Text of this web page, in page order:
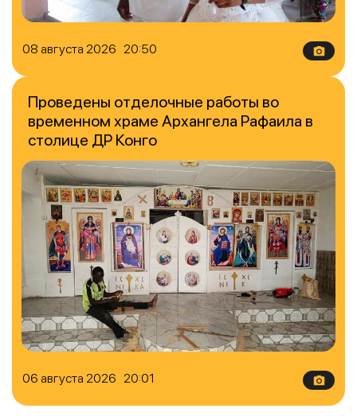
08 августа 2026 20:50
06 августа 2026 20:01
Проведены отделочные работы во
временном храме Архангела Рафаила в
столице ДР Конго